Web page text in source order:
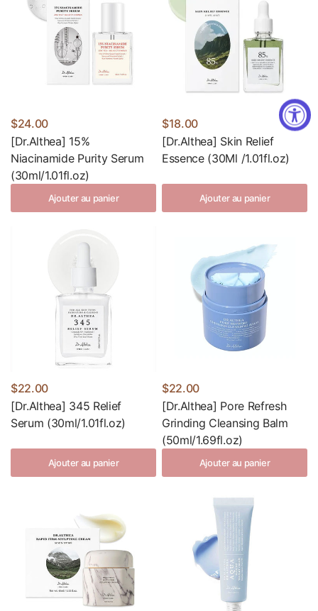
$24.00
[Dr.Althea] 15%
Niacinamide Purity Serum
(30ml/1.01fl.oz)
Ajouter au panier
$18.00
[Dr.Althea] Skin Relief
Essence (30Ml /1.01fl.oz)
Ajouter au panier
$22.00
[Dr.Althea] 345 Relief
Serum (30ml/1.01fl.oz)
Ajouter au panier
$22.00
[Dr.Althea] Pore Refresh
Grinding Cleansing Balm
(50ml/1.69fl.oz)
Ajouter au panier